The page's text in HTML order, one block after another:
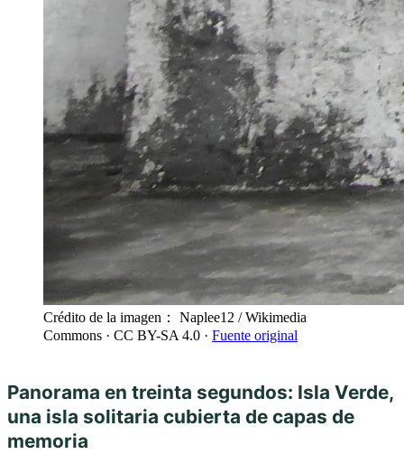
Crédito de la imagen： Naplee12 / Wikimedia
Commons · CC BY-SA 4.0 · Fuente original
Panorama en treinta segundos: Isla Verde,
una isla solitaria cubierta de capas de
memoria